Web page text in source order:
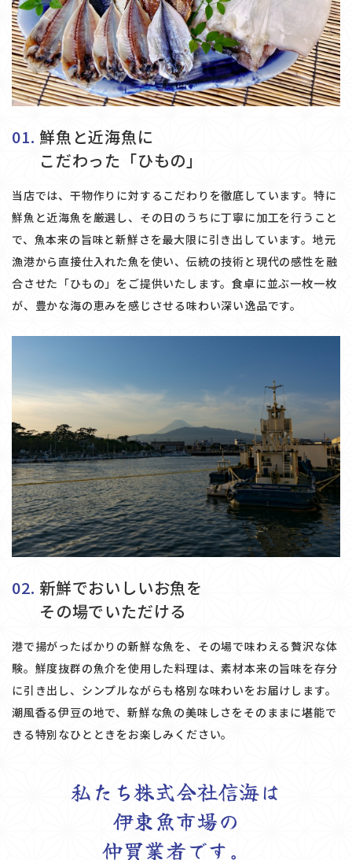
01. 鮮魚と近海魚に
​​​​​​​こだわった「ひもの」
当店では、干物作りに対するこだわりを徹底しています。特に
鮮魚と近海魚を厳選し、その日のうちに丁寧に加工を行うこと
で、魚本来の旨味と新鮮さを最大限に引き出しています。地元
漁港から直接仕入れた魚を使い、伝統の技術と現代の感性を融
合させた「ひもの」をご提供いたします。食卓に並ぶ一枚一枚
が、豊かな海の恵みを感じさせる味わい深い逸品です。
02. 新鮮でおいしいお魚を
​​​​​​​その場でいただける
港で揚がったばかりの新鮮な魚を、その場で味わえる贅沢な体
験。鮮度抜群の魚介を使用した料理は、素材本来の旨味を存分
に引き出し、シンプルながらも格別な味わいをお届けします。
潮風香る伊豆の地で、新鮮な魚の美味しさをそのままに堪能で
きる特別なひとときをお楽しみください。
私たち株式会社信海は
伊東魚市場の
​​​​​​​仲買業者です。